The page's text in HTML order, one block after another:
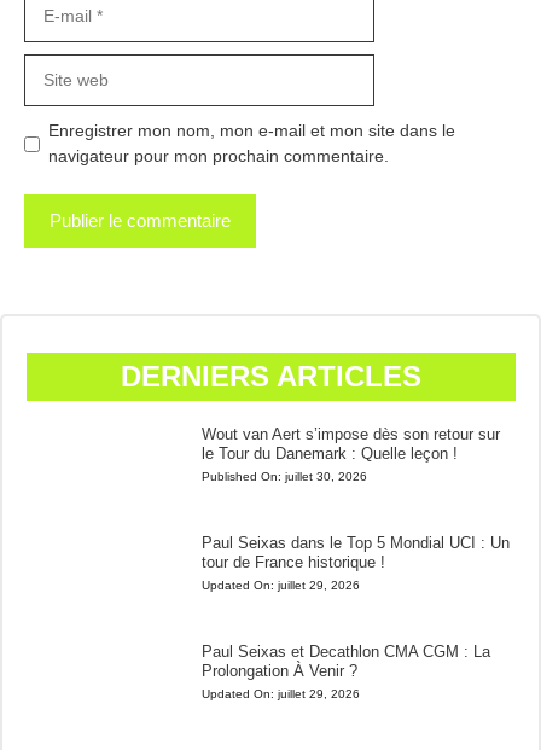
mail
web
Enregistrer mon nom, mon e-mail et mon site dans le
navigateur pour mon prochain commentaire.
DERNIERS ARTICLES
Wout van Aert s’impose dès son retour sur
le Tour du Danemark : Quelle leçon !
Published On: juillet 30, 2026
Paul Seixas dans le Top 5 Mondial UCI : Un
tour de France historique !
Updated On: juillet 29, 2026
Paul Seixas et Decathlon CMA CGM : La
Prolongation À Venir ?
Updated On: juillet 29, 2026